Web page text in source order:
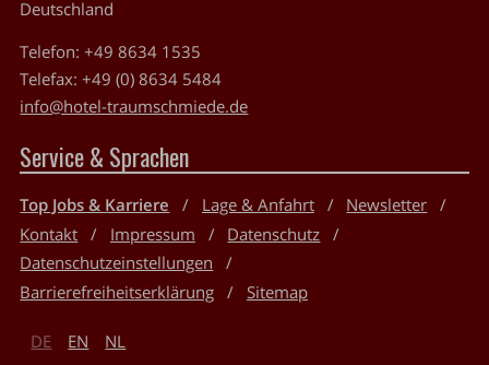
Deutschland
Telefon:+49 8634 1535
Telefax:+49 (0) 8634 5484
info@hotel-traumschmiede.de
Service & Sprachen
Top Jobs & Karriere Lage & Anfahrt
Newsletter
Kontakt
Impressum
Datenschutz
Datenschutzeinstellungen
Barrierefreiheitserklärung
Sitemap
DE EN NL